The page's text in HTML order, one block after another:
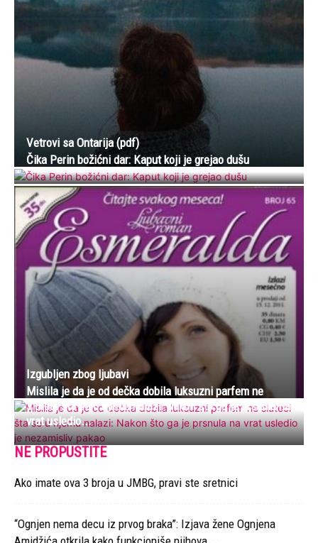
Vetrovi sa Ontarija (pdf)
Čika Perin božićni dar: Kaput koji je grejao dušu
Izgubljen zbog ljubavi
Mislila je da je od dečka dobila luksuzni parfem ne
sluteći šta se u njemu nalazi: Nakon što ga je prsnula na
vrat usledio...
NE PROPUSTITE
Ako imate ova 3 broja u JMBG, pravi ste sretnici
“Ognjen nema decu iz prvog braka”: Izjava žene Ognjena